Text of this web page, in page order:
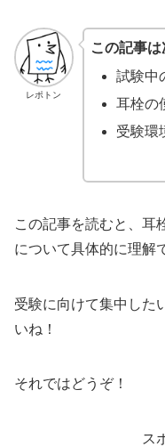
レポトン
この記事は
試験中
耳栓の
受験環
この記事を読むと、耳
について具体的に理解
受験に向けて集中した
いね！
それではどうぞ！
ス